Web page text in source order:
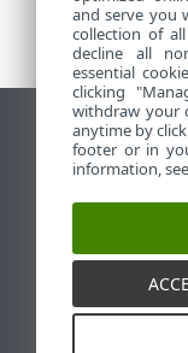
デスクトッ
End of Life
ESETナレッ
ESETフォーラ
ESET Status
地域サポート
and serve you
collection of
decline all
essential
clicking
withdraw your
anytime by
footer or in
information,